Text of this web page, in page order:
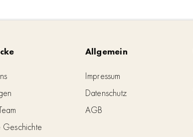
Geschichte
Allgemein
Impressum
Datenschutz
AGB